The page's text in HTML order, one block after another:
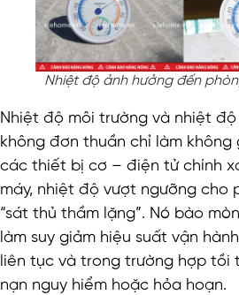
Nhiệt độ ảnh hưởng đến
Nhiệt độ môi trường và nhiệt
không đơn thuần chỉ làm không
các thiết bị cơ – điện tử chính
máy, nhiệt độ vượt ngưỡng cho
“sát thủ thầm lặng”. Nó bào
làm suy giảm hiệu suất vận
liên tục và trong trường hợp tồi
nạn nguy hiểm hoặc hỏa hoạn.